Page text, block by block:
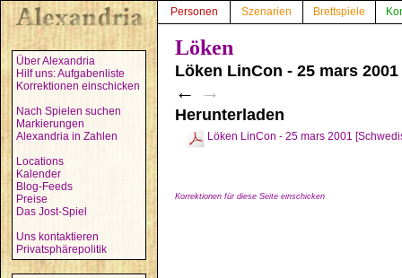
Über Alexandria
Hilf uns: Aufgabenliste
Korrektionen einschicken
Nach Spielen suchen
Markierungen
Alexandria in Zahlen
Locations
Kalender
Blog-Feeds
Preise
Das Jost-Spiel
Uns kontaktieren
Privatsphärepolitik
Personen Szenarien Brettspiele
Löken
Löken LinCon - 25 mars 2001
← →
Herunterladen
Löken LinCon - 25 mars 2001
Korrektionen für diese Seite einschicken